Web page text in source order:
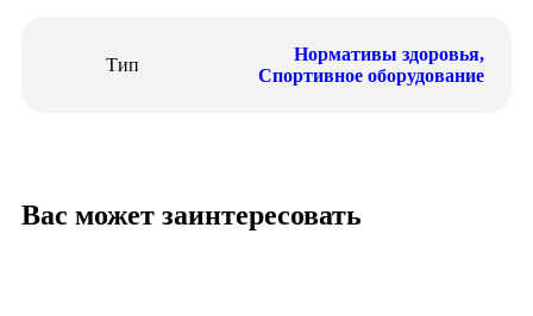
Тип
Нормативы здоровья,
Спортивное оборудование
Вас может заинтересовать